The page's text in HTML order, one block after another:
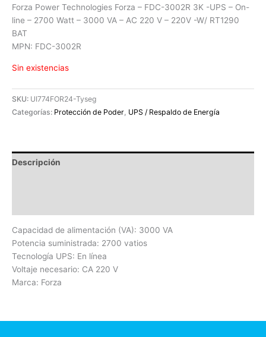
Forza Power Technologies Forza – FDC-3002R 3K -UPS – On-
line – 2700 Watt – 3000 VA – AC 220 V – 220V -W/ RT1290
BAT
MPN: FDC-3002R
Sin existencias
SKU: UI774FOR24-Tyseg
Categorías: Protección de Poder, UPS / Respaldo de Energía
Descripción
Capacidad de alimentación (VA): 3000 VA
Potencia suministrada: 2700 vatios
Tecnología UPS: En línea
Voltaje necesario: CA 220 V
Marca: Forza